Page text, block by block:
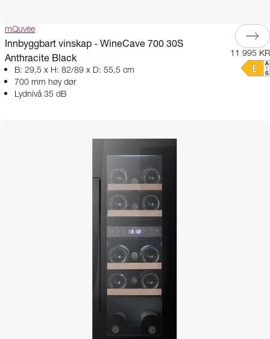
mQuvée
Innbyggbart vinskap - WineCave 700 30S
Anthracite Black
B: 29,5 x H: 82/89 x D: 55,5 cm
700 mm høy dør
Lydnivå 35 dB
11 995 KR